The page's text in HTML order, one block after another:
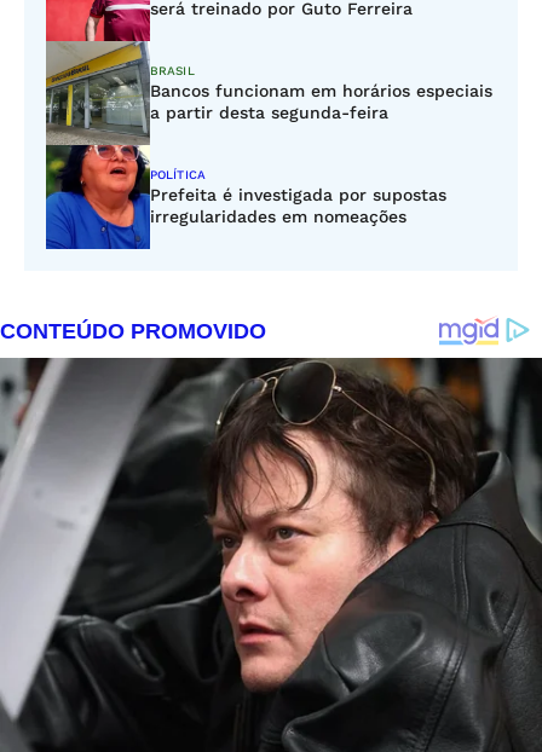
será treinado por Guto Ferreira
BRASIL
Bancos funcionam em horários especiais
a partir desta segunda-feira
POLÍTICA
Prefeita é investigada por supostas
irregularidades em nomeações